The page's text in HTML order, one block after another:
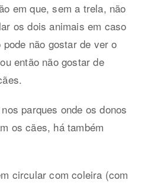
em que, sem a trela, não
os dois animais em caso
não gostar de ver o
então não gostar de
parques onde os donos
os cães, há também
circular com coleira (com